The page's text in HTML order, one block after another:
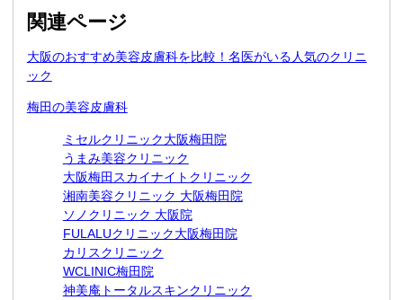
関連ページ
大阪のおすすめ美容皮膚科を比較！名医がいる人気のクリニ
ック
梅田の美容皮膚科
ミセルクリニック大阪梅田院
うまみ美容クリニック
大阪梅田スカイナイトクリニック
湘南美容クリニック 大阪梅田院
ソノクリニック 大阪院
FULALUクリニック大阪梅田院
カリスクリニック
WCLINIC梅田院
神美庵トータルスキンクリニック